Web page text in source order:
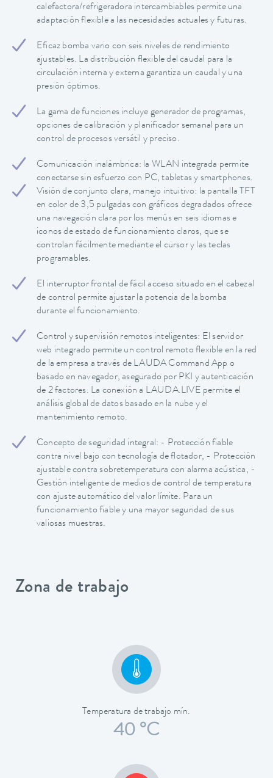
calefactora/refrigeradora intercambiables permite una
adaptación flexible a las necesidades actuales y futuras.
Eficaz bomba vario con seis niveles de rendimiento
ajustables. La distribución flexible del caudal para la
circulación interna y externa garantiza un caudal y una
presión óptimos.
La gama de funciones incluye generador de programas,
opciones de calibración y planificador semanal para un
control de procesos versátil y preciso.
Comunicación inalámbrica: la WLAN integrada permite
conectarse sin esfuerzo con PC, tabletas y smartphones.
Visión de conjunto clara, manejo intuitivo: la pantalla TFT
en color de 3,5 pulgadas con gráficos degradados ofrece
una navegación clara por los menús en seis idiomas e
iconos de estado de funcionamiento claros, que se
controlan fácilmente mediante el cursor y las teclas
programables.
El interruptor frontal de fácil acceso situado en el cabezal
de control permite ajustar la potencia de la bomba
durante el funcionamiento.
Control y supervisión remotos inteligentes: El servidor
web integrado permite un control remoto flexible en la red
de la empresa a través de LAUDA Command App o
basado en navegador, asegurado por PKI y autenticación
de 2 factores. La conexión a LAUDA.LIVE permite el
análisis global de datos basado en la nube y el
mantenimiento remoto.
Concepto de seguridad integral: - Protección fiable
contra nivel bajo con tecnología de flotador, - Protección
ajustable contra sobretemperatura con alarma acústica, -
Gestión inteligente de medios de control de temperatura
con ajuste automático del valor límite. Para un
funcionamiento fiable y una mayor seguridad de sus
valiosas muestras.
Zona de trabajo
Temperatura de trabajo mín.
40 °C